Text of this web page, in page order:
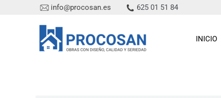
info@procosan.es 625 01 51 84
INICIO